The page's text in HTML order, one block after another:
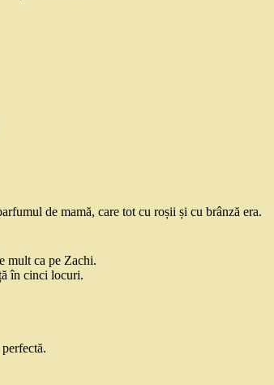
de mamă, care tot cu roșii și cu brânză era.
mult ca pe Zachi.
în cinci locuri.